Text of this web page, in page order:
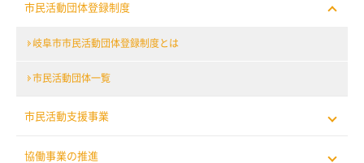
市民活動団体登録制度
岐阜市市民活動団体登録制度とは
市民活動団体一覧
市民活動支援事業
協働事業の推進